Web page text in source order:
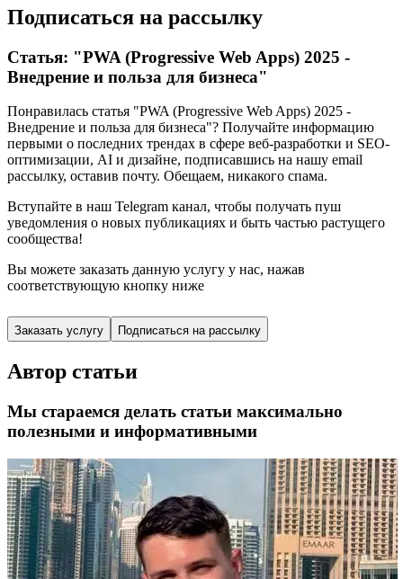
Подписаться на рассылку
Статья: "PWA (Progressive Web Apps) 2025 -
Внедрение и польза для бизнеса"
Понравилась статья "PWA (Progressive Web Apps) 2025 -
Внедрение и польза для бизнеса"? Получайте информацию
первыми о последних трендах в сфере веб-разработки и SEO-
оптимизации, AI и дизайне, подписавшись на нашу email
рассылку, оставив почту. Обещаем, никакого спама.
Вступайте в наш Telegram канал, чтобы получать пуш
уведомления о новых публикациях и быть частью растущего
сообщества!
Вы можете заказать данную услугу у нас, нажав
соответствующую кнопку ниже
Заказать услугу Подписаться на рассылку
Автор статьи
Мы стараемся делать статьи максимально
полезными и информативными